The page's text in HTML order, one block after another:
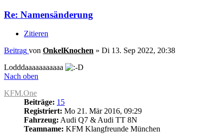
Re: Namensänderung
Zitieren
Beitrag von OnkelKnochen » Di 13. Sep 2022, 20:38
Lodddaaaaaaaaaaa
Nach oben
KFM.One
Beiträge: 15
Registriert: Mo 21. Mär 2016, 09:29
Fahrzeug: Audi Q7 & Audi TT 8N
Teamname: KFM Klangfreunde München